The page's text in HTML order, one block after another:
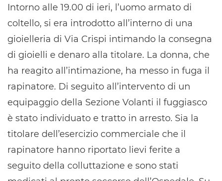
Intorno alle 19.00 di ieri, l’uomo armato di
coltello, si era introdotto all’interno di una
gioielleria di Via Crispi intimando la consegna
di gioielli e denaro alla titolare. La donna, che
ha reagito all’intimazione, ha messo in fuga il
rapinatore. Di seguito all’intervento di un
equipaggio della Sezione Volanti il fuggiasco
è stato individuato e tratto in arresto. Sia la
titolare dell’esercizio commerciale che il
rapinatore hanno riportato lievi ferite a
seguito della colluttazione e sono stati